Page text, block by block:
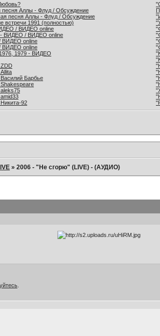
Аллы - Флуд / Обсуждение
песня Аллы - Флуд / Обсуждение
встречи 1991 (полностью)
/ ВИДЕО online
- ВИДЕО / ВИДЕО online
ВИДЕО online
ВИДЕО online
1979 - ВИДЕО
Барбье
92
»2006 - "Не сгорю" (LIVE) - (АУДИО)
.